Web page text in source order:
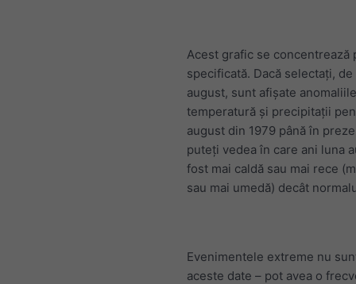
Acest grafic se concentrează
specificată. Dacă selectați,
august, sunt afișate
temperatură și precipitații
august din 1979 până în
puteți vedea în care ani luna
fost mai caldă sau mai rece
sau mai umedă) decât
Evenimentele extreme nu
aceste date – pot avea o